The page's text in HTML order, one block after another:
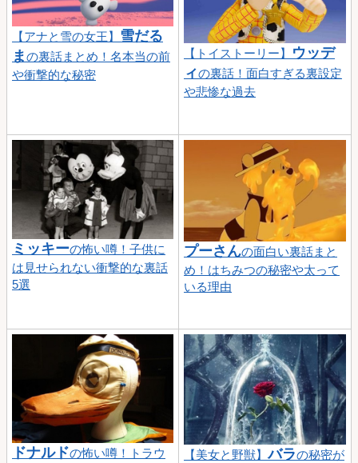
【アナと雪の女王】 雪だる
まの裏話まとめ！名本当の前
や衝撃的な秘密
【トイストーリー】
ウッデ
ィの裏話！面白すぎる裏設定
や悲惨な過去
ミッキーの怖い噂！子供に
は見せられない衝撃的な裏話
5選
プーさんの面白い裏話まと
め！はちみつの秘密や太って
いる理由
ドナルドの怖い噂！トラウ
【美女と野獣】バラの秘密が